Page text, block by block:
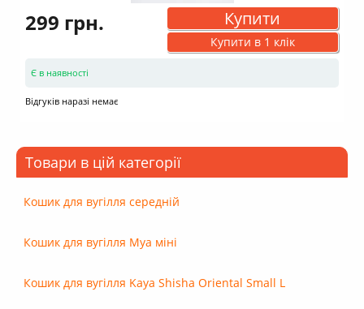
299 грн. Купити
Купити в 1 клік
Є в наявності
Відгуків наразі немає
Товари в цій категорії
Кошик для вугілля середній
Кошик для вугілля Mya міні
Кошик для вугілля Kaya Shisha Oriental Small L